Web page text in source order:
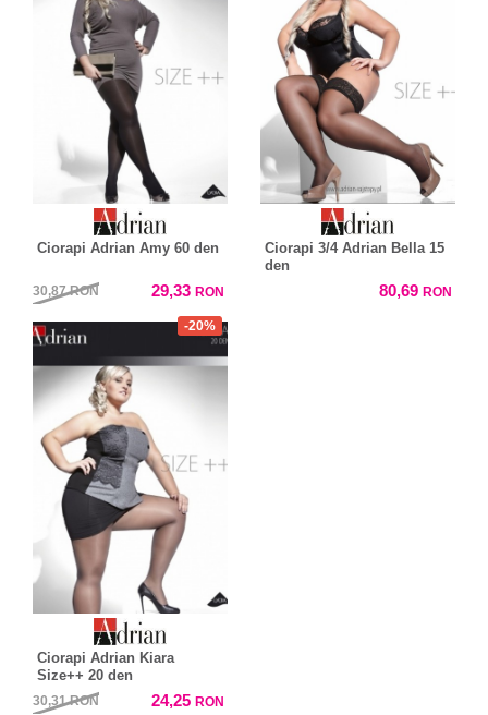
Ciorapi Adrian Amy 60 den
30,87RON 29,33 RON
Ciorapi 3/4 Adrian Bella 15
den
80,69 RON
-20%
Ciorapi Adrian Kiara
Size++ 20 den
30,31RON 24,25 RON